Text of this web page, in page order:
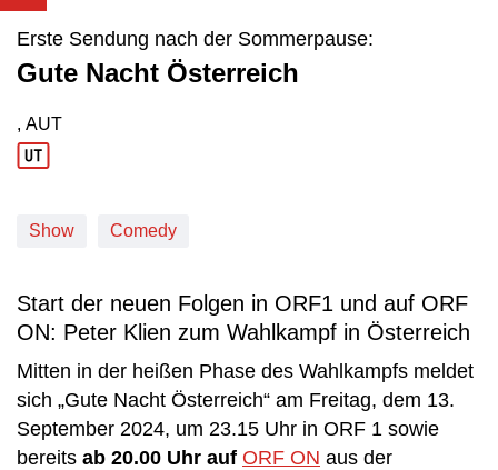
Erste Sendung nach der Sommerpause:
Gute Nacht Österreich
Produktionsland: AUT
, AUT
Show Comedy
Start der neuen Folgen in ORF1 und auf ORF
ON: Peter Klien zum Wahlkampf in Österreich
Mitten in der heißen Phase des Wahlkampfs meldet
sich „Gute Nacht Österreich“ am Freitag, dem 13.
September 2024, um 23.15 Uhr in ORF 1 sowie
bereits ab 20.00 Uhr auf ORF ON aus der